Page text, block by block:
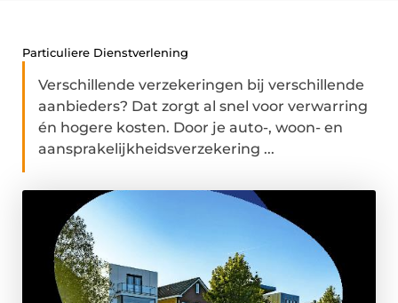
Particuliere Dienstverlening
Verschillende verzekeringen bij verschillende
aanbieders? Dat zorgt al snel voor verwarring
én hogere kosten. Door je auto-, woon- en
aansprakelijkheidsverzekering ...